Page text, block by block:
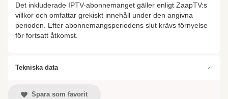
Tekniska data
Det inkluderade IPTV-abonnemanget gäller enligt ZaapTV:s
villkor och omfattar grekiskt innehåll under den angivna
perioden. Efter abonnemangsperiodens slut krävs förnyelse
för fortsatt åtkomst.
Spara som favorit